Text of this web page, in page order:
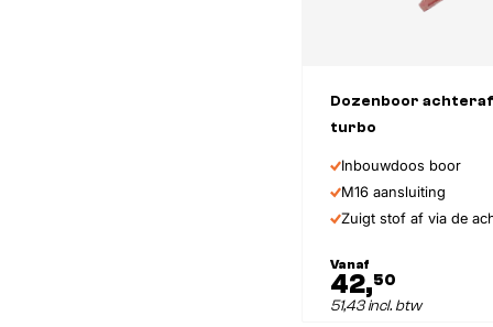
Dozenboor
turbo
Inbouwdoos boor
M16 aansluiting
Zuigt stof af via de
Vanaf
42,50
51,43 incl. btw